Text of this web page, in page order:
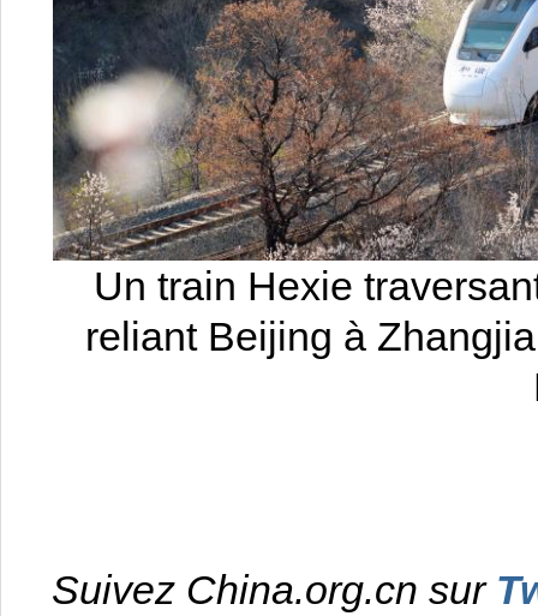
Un train Hexie
reliant Beijing à
Suivez China.org.cn sur